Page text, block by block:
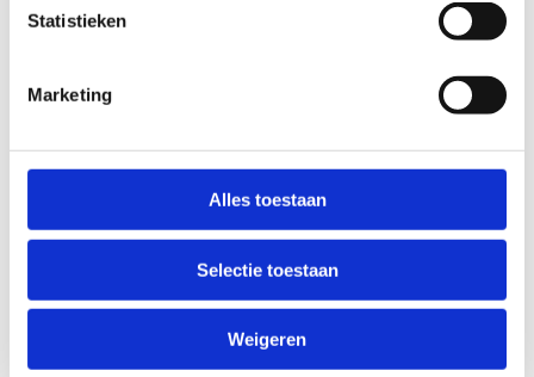
Statistieken
Marketing
Alles toestaan
Selectie toestaan
Weigeren